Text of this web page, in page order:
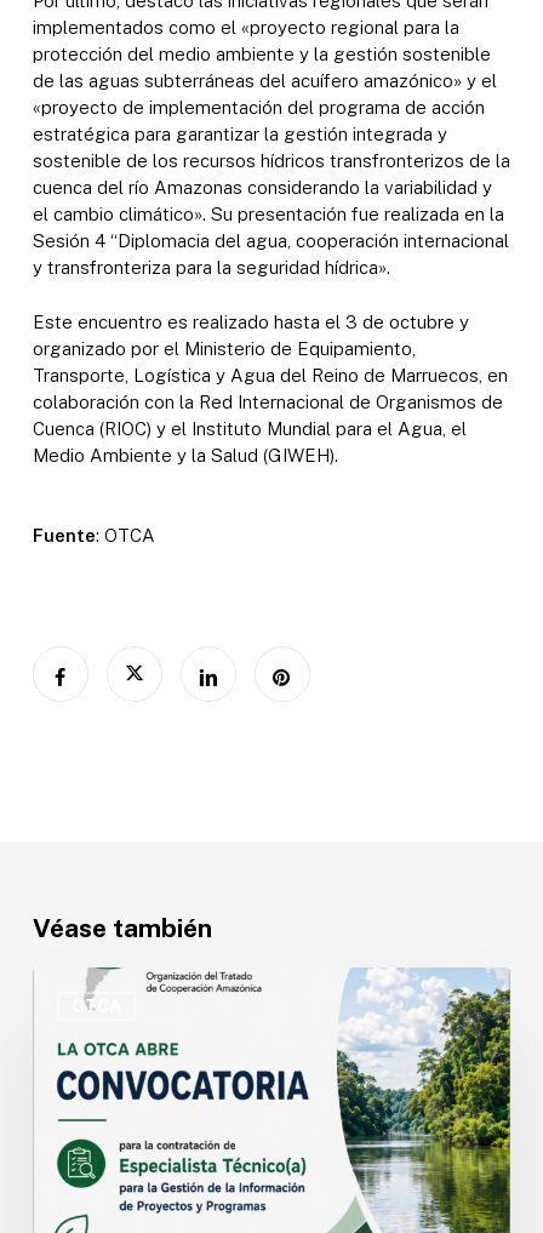
implementados como el «proyecto regional para la
protección del medio ambiente y la gestión sostenible
de las aguas subterráneas del acuífero amazónico» y el
«proyecto de implementación del programa de acción
estratégica para garantizar la gestión integrada y
sostenible de los recursos hídricos transfronterizos de la
cuenca del río Amazonas considerando la variabilidad y
el cambio climático». Su presentación fue realizada en la
Sesión 4 “Diplomacia del agua, cooperación internacional
y transfronteriza para la seguridad hídrica».
Este encuentro es realizado hasta el 3 de octubre y
organizado por el Ministerio de Equipamiento,
Transporte, Logística y Agua del Reino de Marruecos, en
colaboración con la Red Internacional de Organismos de
Cuenca (RIOC) y el Instituto Mundial para el Agua, el
Medio Ambiente y la Salud (GIWEH).
Fuente: OTCA
Véase también
OTCA
para
Especialista
Gestión